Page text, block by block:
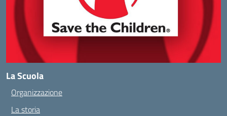
La Scuola
Organizzazione
La storia